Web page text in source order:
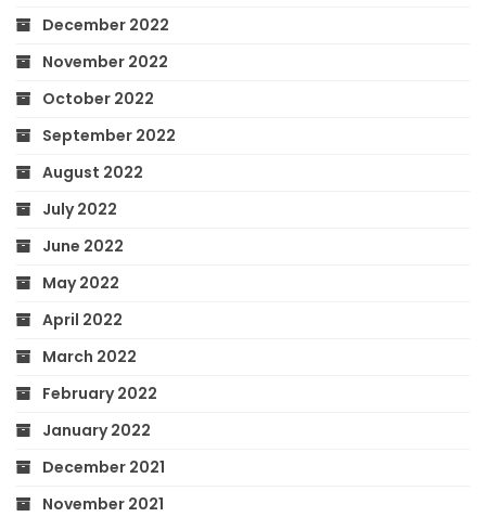
December 2022
November 2022
October 2022
September 2022
August 2022
July 2022
June 2022
May 2022
April 2022
March 2022
February 2022
January 2022
December 2021
November 2021